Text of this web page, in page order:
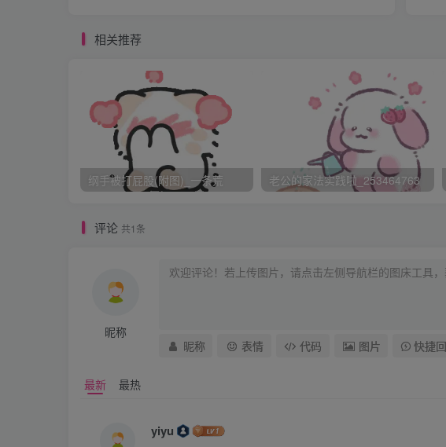
–还给她使眼色，因此下手就没轻没重了。这顿笤帚疙瘩，可把
彤的连成一片，已经看不出本色了。 qiOtbH= UO& p2
太平停下手，又问道：“以后还敢不敢了？”怕她又没反应，
把。张季红激灵一下，哭声稍停，太平趁机又问：“以后还敢不
点门道来，委委屈屈的答道：“我也没敢不听啊！”许婶眉毛一
季红渐渐肿起来的屁股，太平实在舍不得再下手了。要说这闷
季红服了软，许婶才消了点气，扬眉吐气的回了自己屋。太
来，火辣辣的疼，不敢在炕上坐实了，太平就把她抱到自己腿
她慢慢的住了声，从丈夫怀里挣出来，低声骂了句：“你个狠心
红差点儿又顺口接茬儿，见丈夫看着自己，忙闭上嘴。摸摸火
许婶盘腿打坐在炕上，趾高气扬的看着儿媳妇。季红不敢和
相关推荐
纲手被打屁股(附图)_一条荒 老公的家法实践啦_253464763
评论 共1条
昵称
昵称 表情 代码 图片 快捷
最新 最热
yiyu